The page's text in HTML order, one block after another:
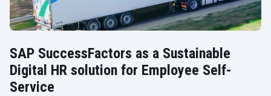
SAP SuccessFactors as a Sustainable
Digital HR solution for Employee Self-
Service